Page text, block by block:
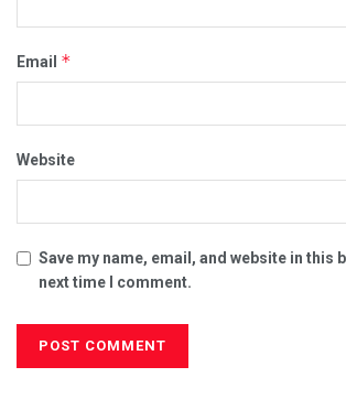
Email *
Website
Save my name, email, and website in this
next time I comment.